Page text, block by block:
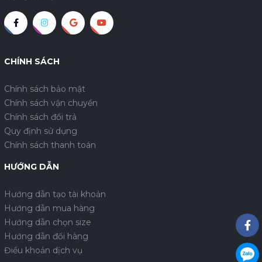
CHÍNH SÁCH
Chính sách bảo mật
Chính sách vận chuyển
Chính sách đổi trả
Quy định sử dụng
Chính sách thanh toán
HƯỚNG DẪN
Hướng dẫn tạo tài khoản
Hướng dẫn mua hàng
Hướng dẫn chọn size
Hướng dẫn đổi hàng
Điều khoản dịch vụ